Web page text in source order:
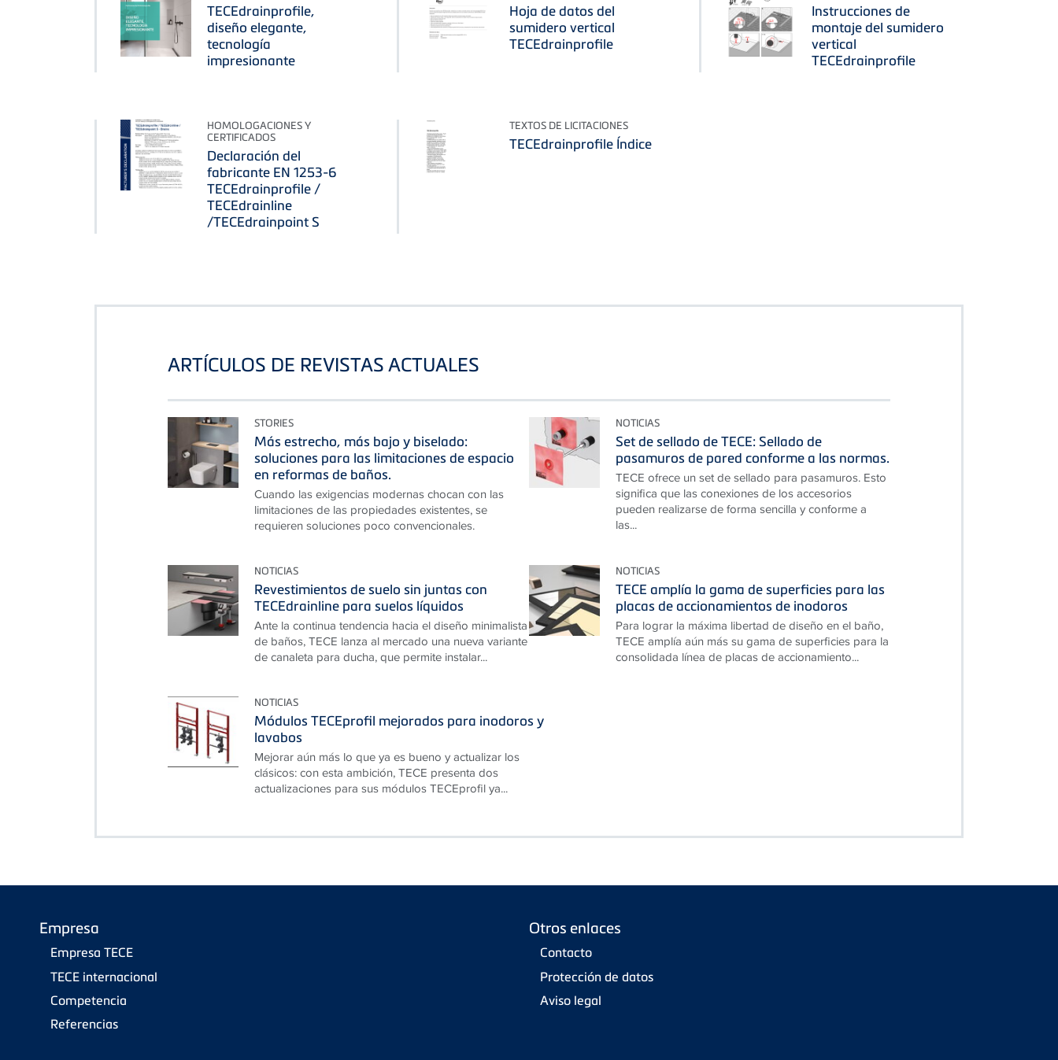
TECEdrainprofile,
diseño elegante,
tecnología
impresionante
Hoja de datos del
sumidero vertical
TECEdrainprofile
Instrucciones de
montaje del sumidero
vertical
TECEdrainprofile
HOMOLOGACIONES Y
CERTIFICADOS
Declaración del
fabricante EN 1253-6
TECEdrainprofile /
TECEdrainline
/TECEdrainpoint S
TEXTOS DE LICITACIONES
TECEdrainprofile Índice
ARTÍCULOS DE REVISTAS ACTUALES
STORIES
Más estrecho, más bajo y biselado:
soluciones para las limitaciones de espacio
en reformas de baños.
Cuando las exigencias modernas chocan con las
limitaciones de las propiedades existentes, se
requieren soluciones poco convencionales.
NOTICIAS
Set de sellado de TECE: Sellado de
pasamuros de pared conforme a las normas.
TECE ofrece un set de sellado para pasamuros. Esto
significa que las conexiones de los accesorios
pueden realizarse de forma sencilla y conforme a
las...
NOTICIAS
Revestimientos de suelo sin juntas con
TECEdrainline para suelos líquidos
Ante la continua tendencia hacia el diseño minimalista
de baños, TECE lanza al mercado una nueva variante
de canaleta para ducha, que permite instalar...
NOTICIAS
TECE amplía la gama de superficies para las
placas de accionamientos de inodoros
Para lograr la máxima libertad de diseño en el baño,
TECE amplía aún más su gama de superficies para la
consolidada línea de placas de accionamiento...
NOTICIAS
Módulos TECEprofil mejorados para inodoros y
lavabos
Mejorar aún más lo que ya es bueno y actualizar los
clásicos: con esta ambición, TECE presenta dos
actualizaciones para sus módulos TECEprofil ya...
Empresa
Empresa TECE
TECE internacional
Competencia
Referencias
Otros enlaces
Contacto
Protección de datos
Aviso legal